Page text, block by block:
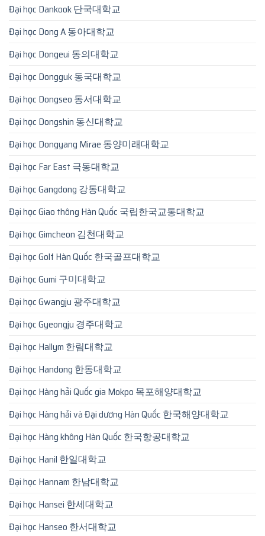
Đại học Dankook 단국대학교
Đại học Dong A 동아대학교
Đại học Dongeui 동의대학교
Đại học Dongguk 동국대학교
Đại học Dongseo 동서대학교
Đại học Dongshin 동신대학교
Đại học Dongyang Mirae 동양미래대학교
Đại học Far East 극동대학교
Đại học Gangdong 강동대학교
Đại học Giao thông Hàn Quốc 국립한국교통대학교
Đại học Gimcheon 김천대학교
Đại học Golf Hàn Quốc 한국골프대학교
Đại học Gumi 구미대학교
Đại học Gwangju 광주대학교
Đại học Gyeongju 경주대학교
Đại học Hallym 한림대학교
Đại học Handong 한동대학교
Đại học Hàng hải Quốc gia Mokpo 목포해양대학교
Đại học Hàng hải và Đại dương Hàn Quốc 한국해양대학교
Đại học Hàng không Hàn Quốc 한국항공대학교
Đại học Hanil 한일대학교
Đại học Hannam 한남대학교
Đại học Hansei 한세대학교
Đại học Hanseo 한서대학교